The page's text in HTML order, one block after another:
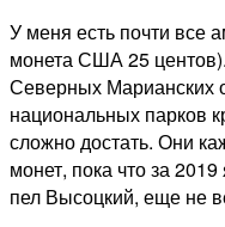
У меня есть почти все
монета США 25
Северных Марианских
национальных парков
сложно достать. Они
монет, пока что за
пел Высоцкий, еще не